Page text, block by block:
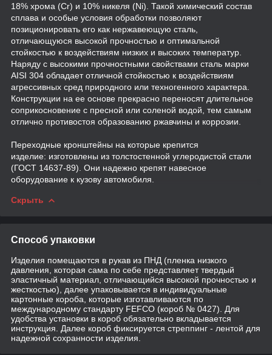
18% хрома (Cr) и 10% никеля (Ni). Такой химический состав
сплава и особые условия обработки позволяют
позиционировать его как нержавеющую сталь,
отличающуюся высокой прочностью и оптимальной
стойкостью к воздействиям низких и высоких температур.
Наряду с высокими прочностными свойствами сталь марки
AISI 304 обладает отличной стойкостью к воздействиям
агрессивных сред природного или техногенного характера.
Конструкции на ее основе прекрасно переносят длительное
соприкосновение с пресной или соленой водой, тем самым
отлично противостоя образованию ржавчины и коррозии.
Переходные кронштейны на которые крепится
изделие: изготовлены из толстостенной углеродистой стали
(ГОСТ 14637-89). Они надежно крепят навесное
оборудование к кузову автомобиля.
Скрыть
Способ упаковки
Изделия помещаются в рукав из ПНД (пленка низкого
давления, которая сама по себе представляет твердый
эластичный материал, отличающийся высокой прочностью и
жесткостью), далее упаковывается в индивидуальные
картонные короба, которые изготавливаются по
международному стандарту FEFCO (короб № 0427). Для
удобства установки в короб обязательно вкладывается
инструкция. Далее короб фиксируется стреппинг - лентой для
надежной сохранности изделия.